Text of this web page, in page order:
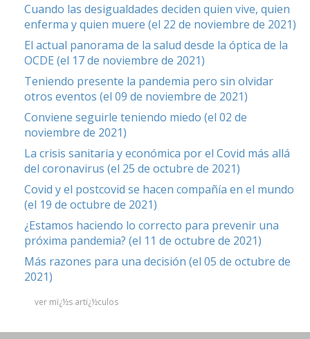
Cuando las desigualdades deciden quien vive, quien
enferma y quien muere (el 22 de noviembre de 2021)
El actual panorama de la salud desde la óptica de la
OCDE (el 17 de noviembre de 2021)
Teniendo presente la pandemia pero sin olvidar
otros eventos (el 09 de noviembre de 2021)
Conviene seguirle teniendo miedo (el 02 de
noviembre de 2021)
La crisis sanitaria y económica por el Covid más allá
del coronavirus (el 25 de octubre de 2021)
Covid y el postcovid se hacen compañía en el mundo
(el 19 de octubre de 2021)
¿Estamos haciendo lo correcto para prevenir una
próxima pandemia? (el 11 de octubre de 2021)
Más razones para una decisión (el 05 de octubre de
2021)
ver mï¿½s artï¿½culos